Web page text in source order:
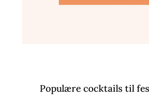
Populære cocktails til